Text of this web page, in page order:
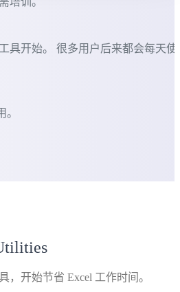
具开始。 很多用户后来都会每天使
，开始节省 Excel 工作时间。